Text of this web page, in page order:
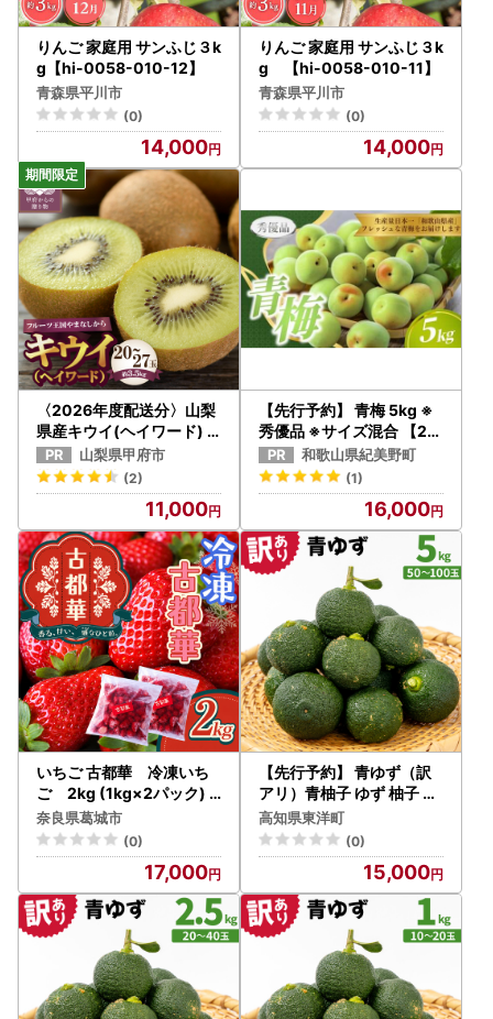
りんご 家庭用 サンふじ３k
g【hi-0058-010-12】
青森県平川市
(0)
14,000
りんご 家庭用 サンふじ３k
g 【hi-0058-010-11】
青森県平川市
(0)
14,000
〈2026年度配送分〉山梨
県産キウイ(ヘイワード)
約3.5kg 20～27玉入り
山梨県甲府市
(2)
11,000
【先行予約】 青梅 5kg ※
秀優品 ※サイズ混合 【20
27年6月上旬～6月下旬頃
に順次発送】＜味好農園＞
/ 梅 青梅 梅干 梅干し 梅酒
お酒 シロップ ジュース【a
gy508-r-5】
和歌山県紀美野町
(1)
16,000
いちご 古都華 冷凍いち
ご 2kg (1kg×2パック)
／ 西田農園 ブランド いち
ご 苺 ことか フルーツ 果物
奈良県 葛城市【nsdf006
奈良県葛城市
(0)
17,000
【先行予約】 青ゆず（訳
アリ）青柚子 ゆず 柚子 訳
あり 5kg（50～100玉）
高知県東洋町
(0)
15,000